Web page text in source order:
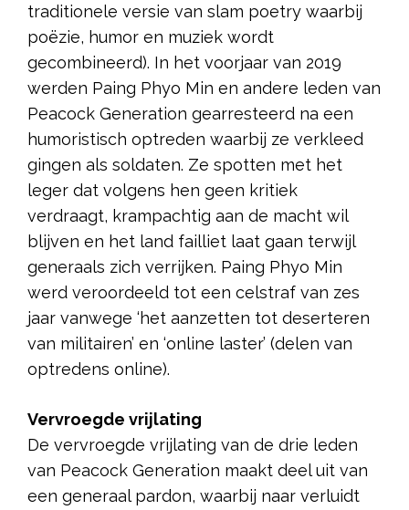
traditionele versie van slam poetry waarbij
poëzie, humor en muziek wordt
gecombineerd). In het voorjaar van 2019
werden Paing Phyo Min en andere leden van
Peacock Generation gearresteerd na een
humoristisch optreden waarbij ze verkleed
gingen als soldaten. Ze spotten met het
leger dat volgens hen geen kritiek
verdraagt, krampachtig aan de macht wil
blijven en het land failliet laat gaan terwijl
generaals zich verrijken. Paing Phyo Min
werd veroordeeld tot een celstraf van zes
jaar vanwege ‘het aanzetten tot deserteren
van militairen’ en ‘online laster’ (delen van
optredens online).
Vervroegde vrijlating
De vervroegde vrijlating van de drie leden
van Peacock Generation maakt deel uit van
een generaal pardon, waarbij naar verluidt